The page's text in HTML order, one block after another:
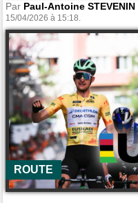
Par Paul-Antoine STEVENIN
15/04/2026 à 15:18.
ROUTE